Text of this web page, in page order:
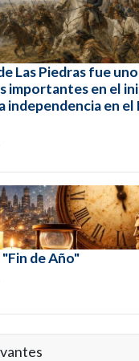
Las Piedras fue
importantes en el
independencia en el
de Año"